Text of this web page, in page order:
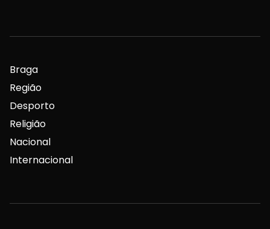
Braga
Região
Desporto
Religião
Nacional
Internacional